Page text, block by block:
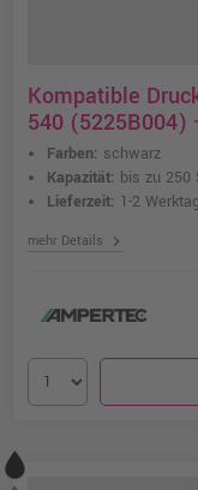
Kompatible
540 (5225B004)
Farben: schwarz
Kapazität: bis zu 250
Lieferzeit: 1-2
mehr Details chevron_right